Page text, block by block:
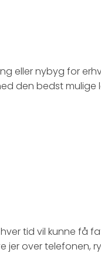
eller nybyg for
den bedst mulige
tid vil kunne få
over telefonen,